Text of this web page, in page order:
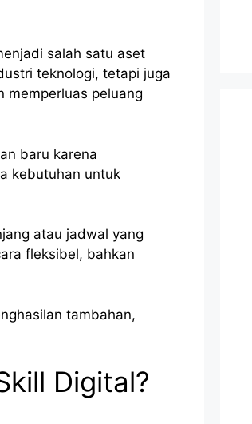
salah satu aset
teknologi, tetapi juga
memperluas peluang
baru karena
kebutuhan untuk
atau jadwal yang
fleksibel, bahkan
tambahan,
Digital?